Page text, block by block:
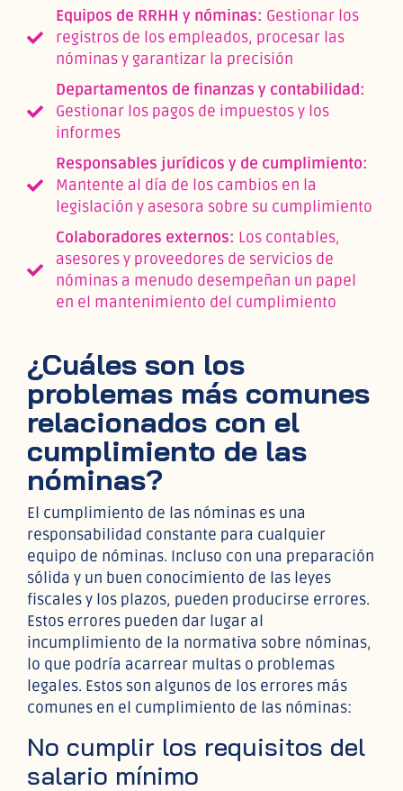
Equipos de RRHH y nóminas: Gestionar los
registros de los empleados, procesar las
nóminas y garantizar la precisión
Departamentos de finanzas y contabilidad:
Gestionar los pagos de impuestos y los
informes
Responsables jurídicos y de cumplimiento:
Mantente al día de los cambios en la
legislación y asesora sobre su cumplimiento
Colaboradores externos: Los contables,
asesores y proveedores de servicios de
nóminas a menudo desempeñan un papel
en el mantenimiento del cumplimiento
¿Cuáles son los
problemas más comunes
relacionados con el
cumplimiento de las
nóminas?
El cumplimiento de las nóminas es una
responsabilidad constante para cualquier
equipo de nóminas. Incluso con una preparación
sólida y un buen conocimiento de las leyes
fiscales y los plazos, pueden producirse errores.
Estos errores pueden dar lugar al
incumplimiento de la normativa sobre nóminas,
lo que podría acarrear multas o problemas
legales. Estos son algunos de los errores más
comunes en el cumplimiento de las nóminas:
No cumplir los requisitos del
salario mínimo